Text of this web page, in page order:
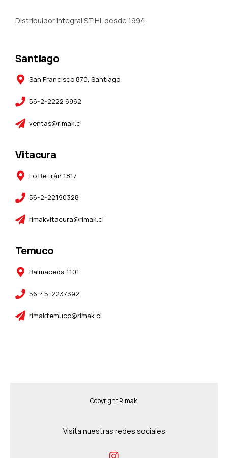
Distribuidor integral STIHL desde 1994.
Santiago
San Francisco 870, Santiago
56-2-2222 6962
ventas@rimak.cl
Vitacura
Lo Beltrán 1817
56-2-22190328
rimakvitacura@rimak.cl
Temuco
Balmaceda 1101
56-45-2237392
rimaktemuco@rimak.cl
Copyright Rimak.
Visita nuestras redes sociales